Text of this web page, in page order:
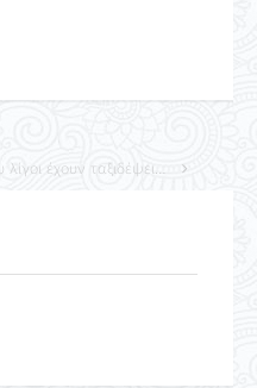
έχουν ταξιδέψει…